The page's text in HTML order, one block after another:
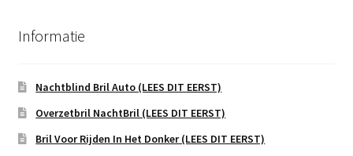
Informatie
Nachtblind Bril Auto (LEES DIT EERST)
Overzetbril NachtBril (LEES DIT EERST)
Bril Voor Rijden In Het Donker (LEES DIT EERST)